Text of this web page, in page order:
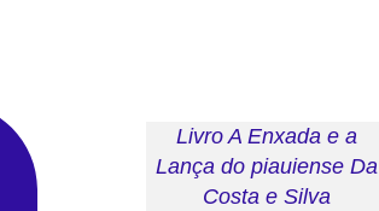
Livro A Enxada e a
Lança do piauiense Da
Costa e Silva